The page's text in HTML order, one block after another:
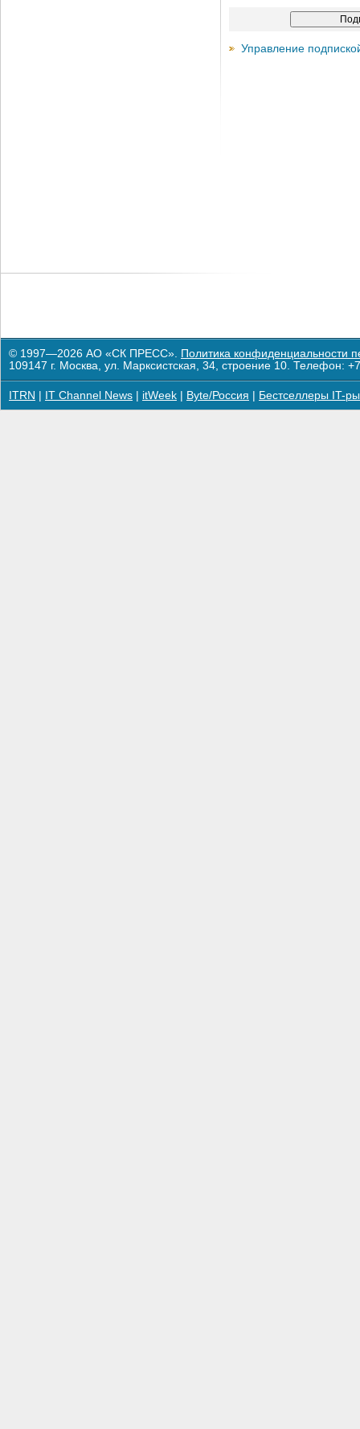
Управление
© 1997—2026 АО «СК ПРЕСС». Политика конфиденциальности
109147 г. Москва, ул. Марксистская, 34, строение 10. Телефон:
ITRN IT Channel News itWeek Byte/Россия Бестселлеры IT-